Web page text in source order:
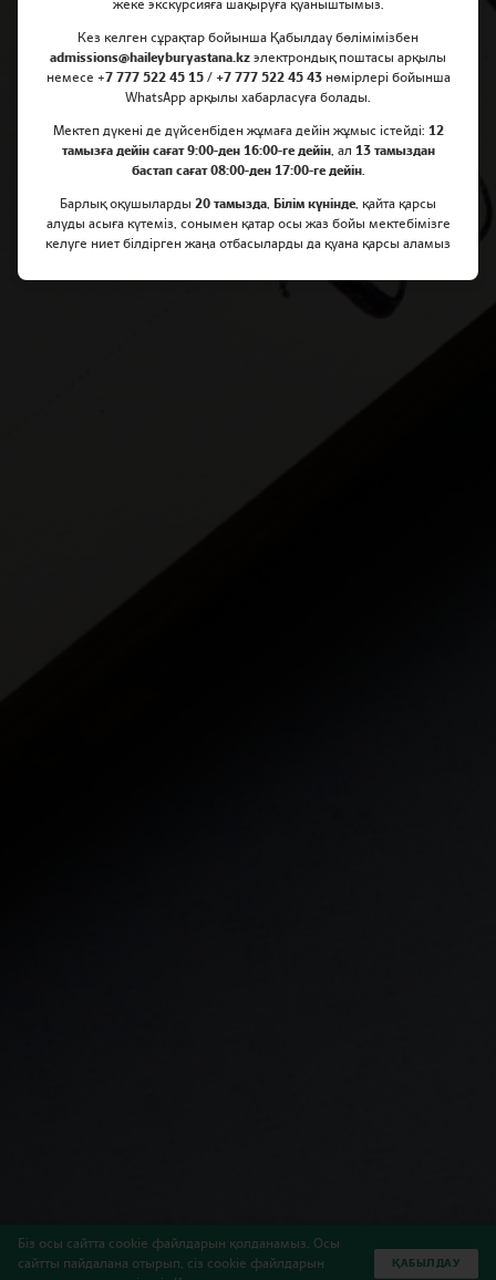
МЕКТЕП КҮНТІЗБЕСІ
Біз осы сайтта cookie файлдарын қолданамыз. Осы
сайтты пайдалана отырып, сіз cookie файлдарын
ҚАБЫЛДАУ
жеке экскурсияға шақыруға қуаныштымыз.
Кез келген сұрақтар бойынша Қабылдау бөлімімізбен
admissions@haileyburyastana.kz электрондық поштасы арқылы
немесе +7 777 522 45 15 / +7 777 522 45 43нөмірлері бойынша
WhatsApp арқылы хабарласуға болады.
Мектеп дүкені де дүйсенбіден жұмаға дейін жұмыс істейді: 12
тамызға дейін сағат 9:00-ден 16:00-ге дейін, ал 13 тамыздан
бастап сағат 08:00-ден 17:00-ге дейін.
Барлық оқушыларды 20 тамызда, Білім күнінде, қайта қарсы
алуды асыға күтеміз, сонымен қатар осы жаз бойы мектебімізге
келуге ниет білдірген жаңа отбасыларды да қуана қарсы аламыз